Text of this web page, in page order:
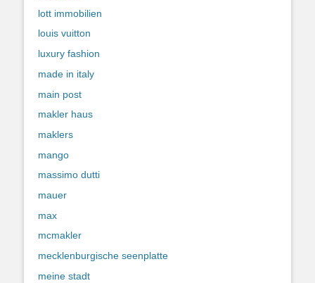
lott immobilien
louis vuitton
luxury fashion
made in italy
main post
makler haus
maklers
mango
massimo dutti
mauer
max
mcmakler
mecklenburgische seenplatte
meine stadt